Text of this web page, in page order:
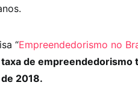
“Empreendedorismo no
taxa de
2018.